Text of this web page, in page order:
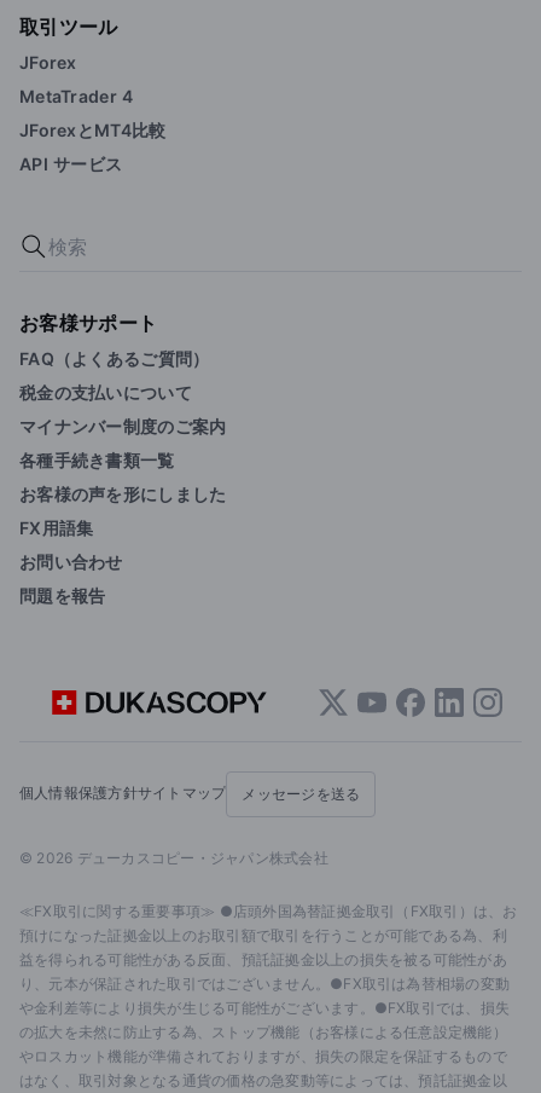
取引ツール
JForex
MetaTrader 4
JForexとMT4比較
API サービス
お客様サポート
FAQ（よくあるご質問）
税金の支払いについて
マイナンバー制度のご案内
各種手続き書類一覧
お客様の声を形にしました
FX用語集
お問い合わせ
問題を報告
個人情報保護方針サイトマップ メッセージを送る
© 2026 デューカスコピー・ジャパン株式会社
≪FX取引に関する重要事項≫ ●店頭外国為替証拠金取引（FX取引）は、お
預けになった証拠金以上のお取引額で取引を行うことが可能である為、利
益を得られる可能性がある反面、預託証拠金以上の損失を被る可能性があ
り、元本が保証された取引ではございません。●FX取引は為替相場の変動
や金利差等により損失が生じる可能性がございます。●FX取引では、損失
の拡大を未然に防止する為、ストップ機能（お客様による任意設定機能）
やロスカット機能が準備されておりますが、損失の限定を保証するもので
はなく、取引対象となる通貨の価格の急変動等によっては、預託証拠金以